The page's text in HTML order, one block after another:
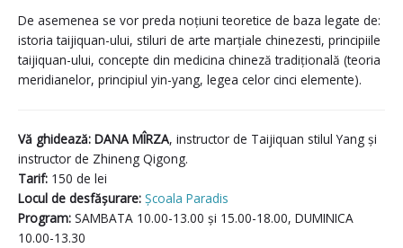
De asemenea se vor preda noțiuni teoretice de baza legate de:
istoria taijiquan-ului, stiluri de arte marțiale chinezesti, principiile
taijiquan-ului, concepte din medicina chineză tradițională (teoria
meridianelor, principiul yin-yang, legea celor cinci elemente).
Vă ghidează: DANA MÎRZA, instructor de Taijiquan stilul Yang și
instructor de Zhineng Qigong.
Tarif: 150 de lei
Locul de desfășurare: Școala Paradis
Program: SAMBATA 10.00-13.00 și 15.00-18.00, DUMINICA
10.00-13.30